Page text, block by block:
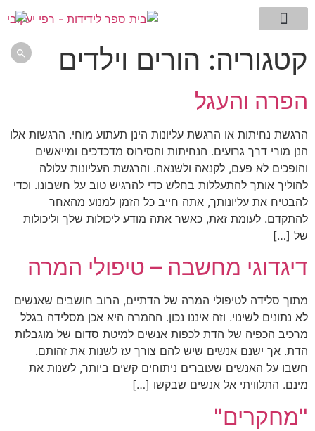
קטגוריה: הורים וילדים
הפרה והעגל
הרגשת נחיתות או הרגשת עליונות הינן תעתוע מוחי. הרגשות אלו
הנן מורי דרך גרועים. הנחיתות והסירוס מדכדכים ומייאשים
והופכים לא פעם, לקנאה ולשנאה. והרגשת העליונות עלולה
להוליך אותך להתעללות בחלש כדי להרגיש טוב על חשבונו. וכדי
להבטיח את עליונותך, אתה חייב כל הזמן למנוע מהאחר
להתקדם. לעומת זאת, כאשר אתה מודע ליכולות שלך וליכולות
של […]
דיגדוגי מחשבה – טיפולי המרה
מתוך סלידה לטיפולי המרה של הדתיים, הרוב חושבים שאנשים
לא נתונים לשינוי. וזה איננו נכון. ההמרה היא אכן מסלידה בגלל
מרכיב הכפיה של הדת לכפות אנשים למיטת סדום של מוגבלות
הדת. אך ישנם אנשים שיש להם צורך עז לשנות את זהותם.
חשבו על האנשים שעוברים ניתוחים קשים ביותר, לשנות את
מינם. התלוויתי אל אנשים שבקשו […]
"מחקרים"
